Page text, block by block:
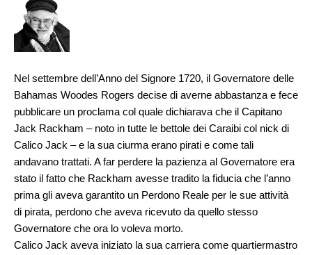
Nel settembre dell’Anno del Signore 1720, il Governatore delle
Bahamas Woodes Rogers decise di averne abbastanza e fece
pubblicare un proclama col quale dichiarava che il Capitano
Jack Rackham – noto in tutte le bettole dei Caraibi col nick di
Calico Jack – e la sua ciurma erano pirati e come tali
andavano trattati. A far perdere la pazienza al Governatore era
stato il fatto che Rackham avesse tradito la fiducia che l’anno
prima gli aveva garantito un Perdono Reale per le sue attività
di pirata, perdono che aveva ricevuto da quello stesso
Governatore che ora lo voleva morto.
Calico Jack aveva iniziato la sua carriera come quartiermastro